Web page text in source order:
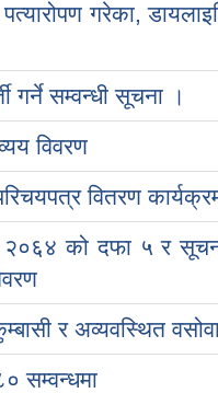
गरेका,
गर्ने सम्वन्धी सूचना ।
विवरण
वितरण
को दफा ५ र
र अव्यवस्थित
सम्वन्धमा